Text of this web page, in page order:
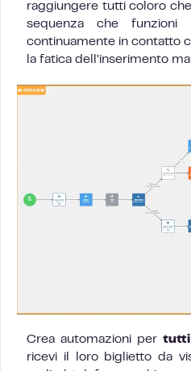
raggiungere tutti coloro
sequenza che
continuamente in contatto
la fatica dell’inserimento
Crea automazioni per tutti
ricevi il loro biglietto da